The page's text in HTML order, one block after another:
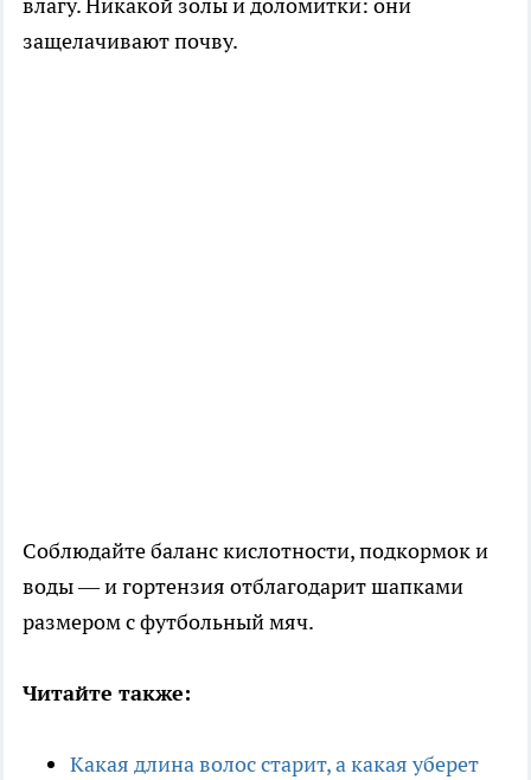
влагу. Никакой золы и доломитки: они
защелачивают почву.
Соблюдайте баланс кислотности, подкормок и
воды — и гортензия отблагодарит шапками
размером с футбольный мяч.
Читайте также:
Какая длина волос старит, а какая уберет